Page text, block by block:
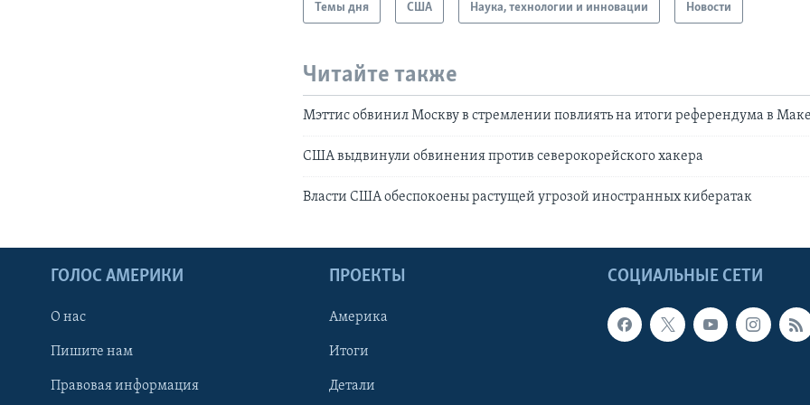
Темы дня США Наука, технологии и инновации Новости
Читайте также
Мэттис обвинил Москву в стремлении повлиять на итоги референдума в
США выдвинули обвинения против северокорейского хакера
Власти США обеспокоены растущей угрозой иностранных кибератак
СОЦИАЛЬНЫЕ СЕТИ
ГОЛОС АМЕРИКИ
О нас
Пишите нам
Правовая информация
ПРОЕКТЫ
Америка
Итоги
Детали